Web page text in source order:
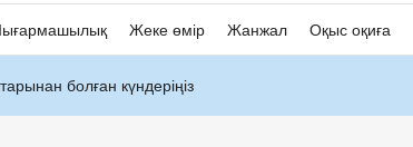
Жеке өмір Жанжал Оқыс оқиға
болған күндеріңіз